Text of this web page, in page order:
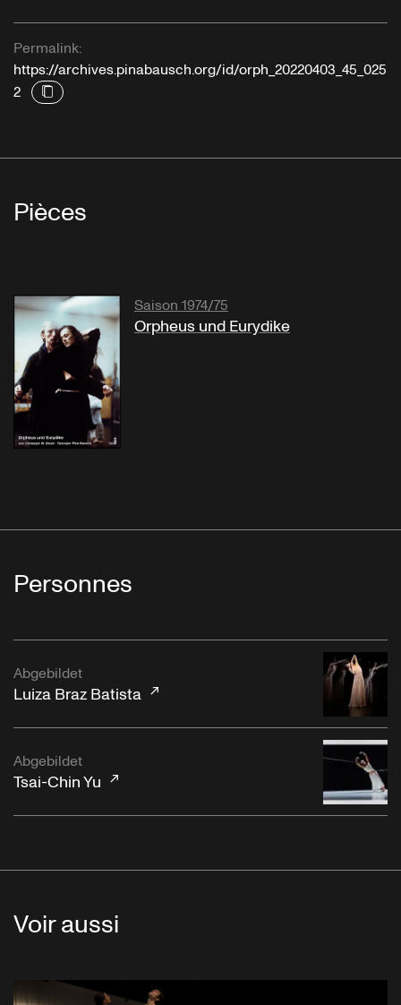
Permalink:
https://archives.pinabausch.org/id/orph_20220403_45_025
2
Pièces
Saison 1974/75
Orpheus und Eurydike
Personnes
Abgebildet
Luiza Braz Batista
Abgebildet
Tsai-Chin Yu
Voir aussi